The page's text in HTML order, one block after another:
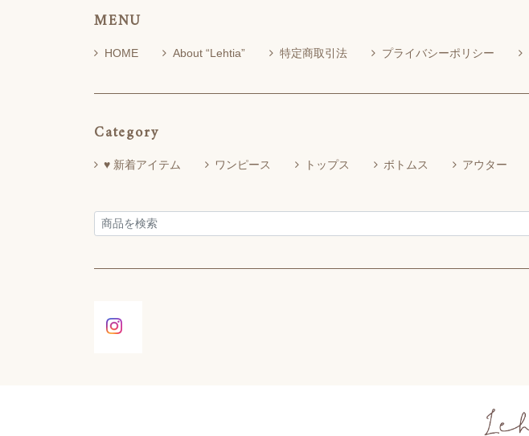
MENU
HOME About “Lehtia” 特定商取引法 プライバシーポリシー
Category
♥ 新着アイテム ワンピース トップス ボトムス アウター